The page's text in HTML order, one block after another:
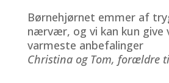
Børnehjørnet emmer af
nærvær, og vi kan kun give
varmeste anbefalinger
Christina og Tom, forældre